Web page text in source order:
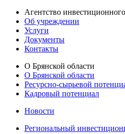
Агентство
Об учреждении
Услуги
Документы
Контакты
О Брянской области
О Брянской области
Ресурсно-сырьевой
Кадровый потенциал
Новости
Региональный